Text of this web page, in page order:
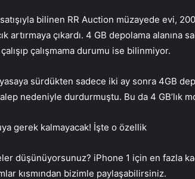
bilinen RR Auction müzayede evi,
artırmaya çıkardı. 4 GB depolama alanına
çalışmama durumu ise bilinmiyor.
sürdükten sadece iki ay sonra 4GB
nedeniyle durdurmuştu. Bu da 4 GB’lık
gerek kalmayacak! İşte o özellik
düşünüyorsunuz? iPhone 1 için en fazla
kısmından bizimle paylaşabilirsiniz.